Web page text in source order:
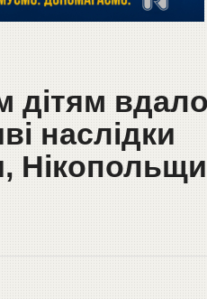
дітям
наслідки